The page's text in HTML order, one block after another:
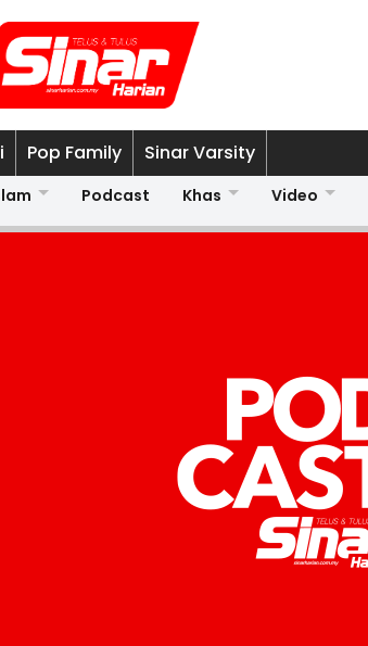
Pop Family Sinar Varsity
Podcast Khas Video